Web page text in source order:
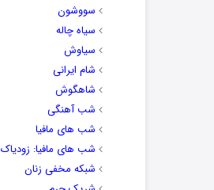
سووشون
سیاه چاله
سیاوش
شام ایرانی
شاهگوش
شب آهنگی
شب های مافیا
شب های مافیا: زودیاک
شبکه مخفی زنان